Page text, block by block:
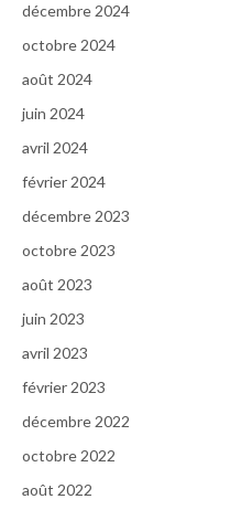
décembre 2024
octobre 2024
août 2024
juin 2024
avril 2024
février 2024
décembre 2023
octobre 2023
août 2023
juin 2023
avril 2023
février 2023
décembre 2022
octobre 2022
août 2022